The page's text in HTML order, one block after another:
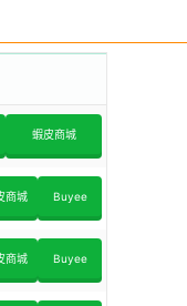
蝦皮商城
商城 Buyee
商城 Buyee